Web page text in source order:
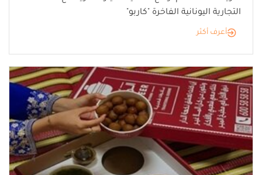
التجارية اليونانية الفاخرة "كاربو"
أعرف أكثر